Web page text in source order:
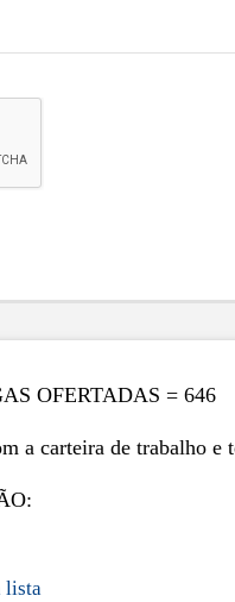
OFERTADAS = 646
a carteira de trabalho
lista